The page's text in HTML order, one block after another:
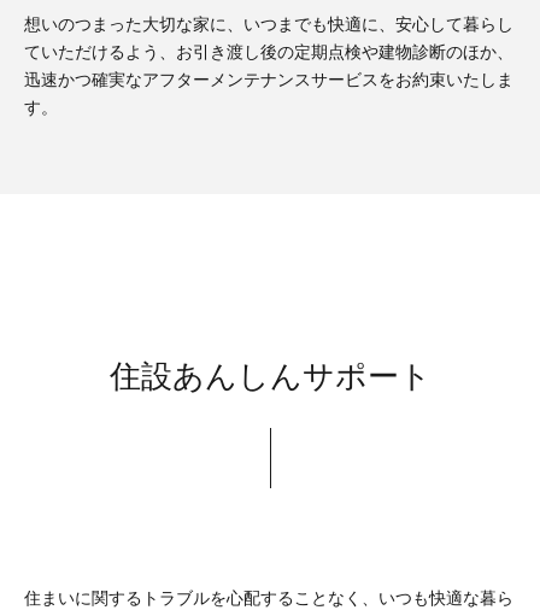
想いのつまった大切な家に、いつまでも快適に、安心して暮らし
ていただけるよう、お引き渡し後の定期点検や建物診断のほか、
迅速かつ確実なアフターメンテナンスサービスをお約束いたしま
す。
住設あんしんサポート
住まいに関するトラブルを心配することなく、いつも快適な暮ら